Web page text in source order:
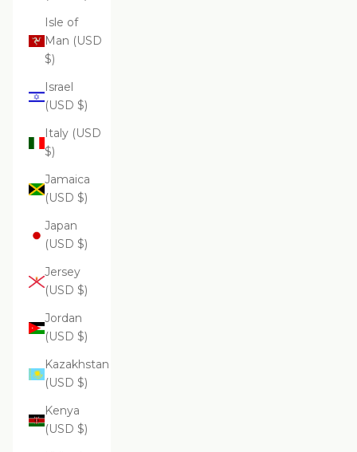
Isle of
Man (USD
$)
Israel
(USD $)
Italy (USD
$)
Jamaica
(USD $)
Japan
(USD $)
Jersey
(USD $)
Jordan
(USD $)
Kazakhstan
(USD $)
Kenya
(USD $)